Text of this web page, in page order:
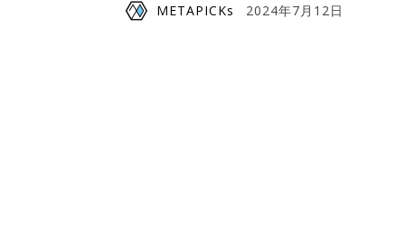
METAPICKs 2024年7月12日